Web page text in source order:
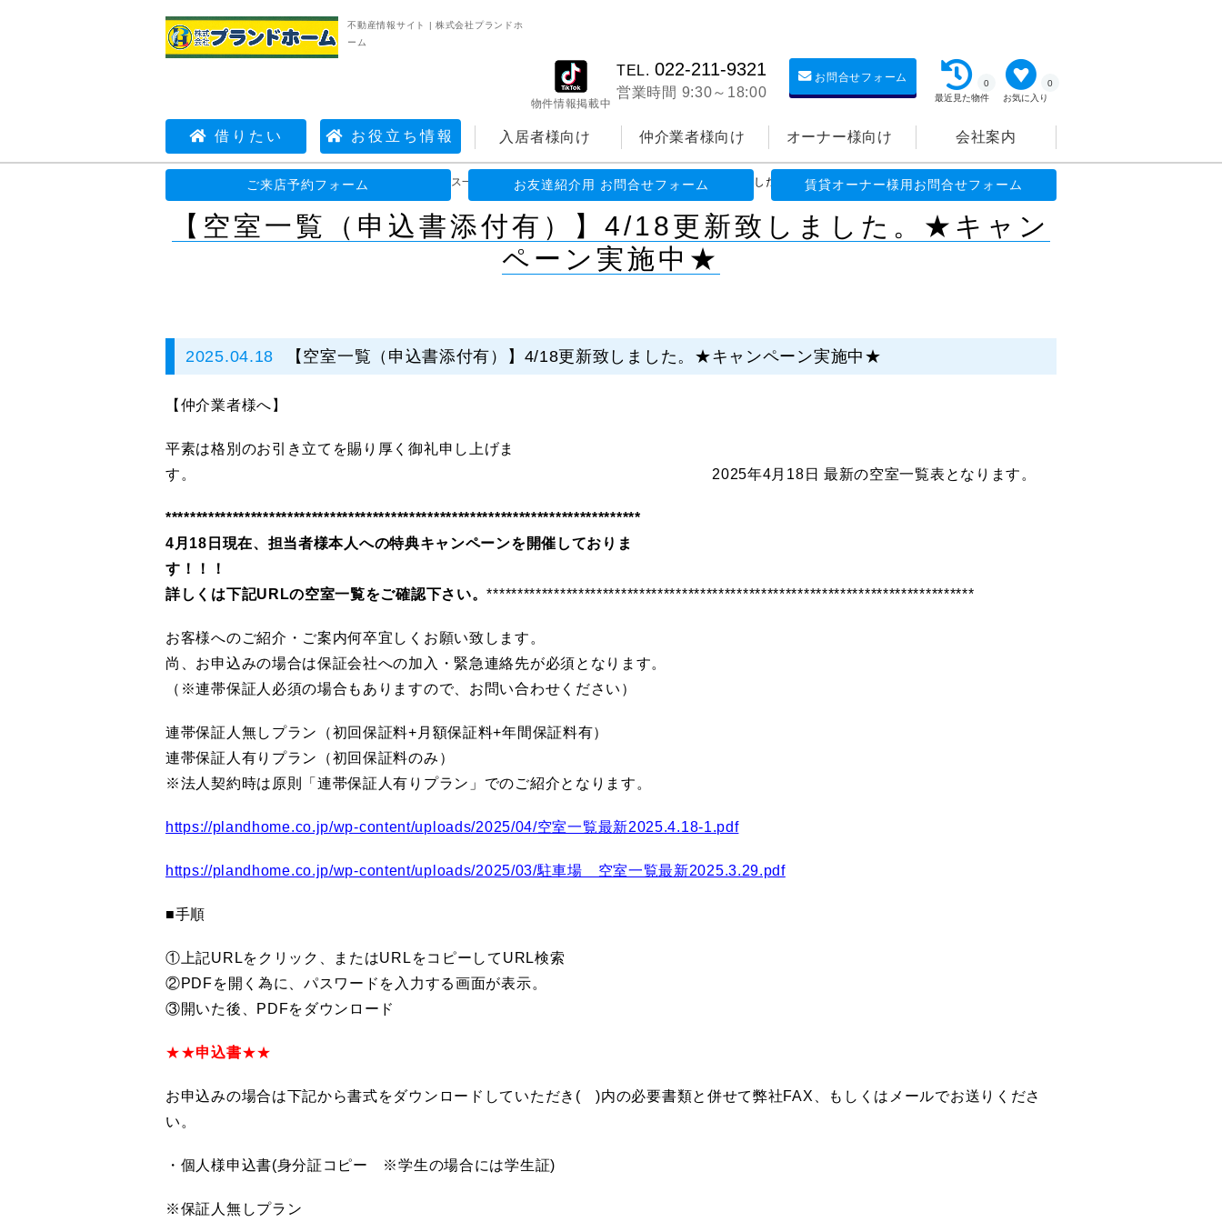
不動産情報サイト | 株式会社プランドホ
ーム
お気に入り
0
最近見た物件
0
お問合せフォーム
TEL. 022-211-9321
営業時間 9:30～18:00
物件情報掲載中
借りたい お役立ち情報 入居者様向け 仲介業者様向け オーナー様向け 会社案内
ご来店予約フォーム お友達紹介用 お問合せフォーム 賃貸オーナー様用お問合せフォーム
不動産情報サイト | 株式会社プランドホーム ニュース一覧 【空室一覧（申込書添付有）】4/18更新致しました。★キャンペーン実施中★
【空室一覧（申込書添付有）】4/18更新致しました。★キャン
ペーン実施中★
2025.04.18 【空室一覧（申込書添付有）】4/18更新致しました。★キャンペーン実施中★
【仲介業者様へ】
平素は格別のお引き立てを賜り厚く御礼申し上げま
す。 2025年4月18日 最新の空室一覧表となります。
******************************************************************************
4月18 日現在、担当者様本人への特典キャンペーンを開催しておりま
す！！！
詳しくは下記URLの空室一覧をご確認下さい。********************************************************************************
お客様へのご紹介・ご案内何卒宜しくお願い致します。
尚、お申込みの場合は保証会社への加入・緊急連絡先が必須となります。
（※連帯保証人必須の場合もありますので、お問い合わせください）
連帯保証人無しプラン（初回保証料+月額保証料+年間保証料有）
連帯保証人有りプラン（初回保証料のみ）
※法人契約時は原則「連帯保証人有りプラン」でのご紹介となります。
https://plandhome.co.jp/wp-content/uploads/2025/04/空室一覧最新2025.4.18-1.pdf
https://plandhome.co.jp/wp-content/uploads/2025/03/駐車場 空室一覧最新2025.3.29.pdf
■手順
①上記URLをクリック、またはURLをコピーしてURL検索
②PDFを開く為に、パスワードを入力する画面が表示。
③開いた後、PDFをダウンロード
★★申込書★★
お申込みの場合は下記から書式をダウンロードしていただき( )内の必要書類と併せて弊社FAX、もしくはメールでお送りくださ
い。
・個人様申込書(身分証コピー ※学生の場合には学生証)
※保証人無しプラン